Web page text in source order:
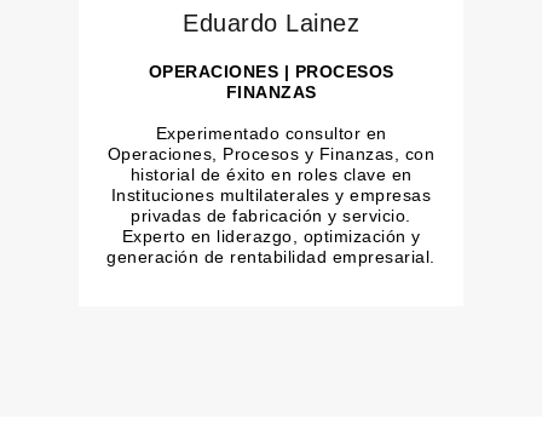
Eduardo Lainez
OPERACIONES | PROCESOS
FINANZAS
Experimentado consultor en
Operaciones, Procesos y Finanzas, con
historial de éxito en roles clave en
Instituciones multilaterales y empresas
privadas de fabricación y servicio.
Experto en liderazgo, optimización y
generación de rentabilidad empresarial.